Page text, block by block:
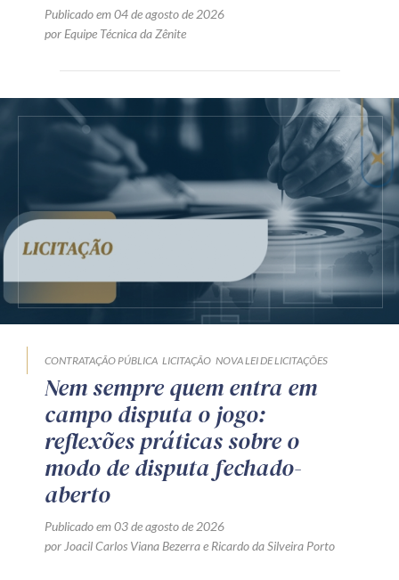
Publicado em 04 de agosto de 2026
por Equipe Técnica da Zênite
CONTRATAÇÃO PÚBLICA LICITAÇÃO NOVA LEI DE LICITAÇÕES
Nem sempre quem entra em
campo disputa o jogo:
reflexões práticas sobre o
modo de disputa fechado-
aberto
Publicado em 03 de agosto de 2026
por Joacil Carlos Viana Bezerrae Ricardo da Silveira Porto